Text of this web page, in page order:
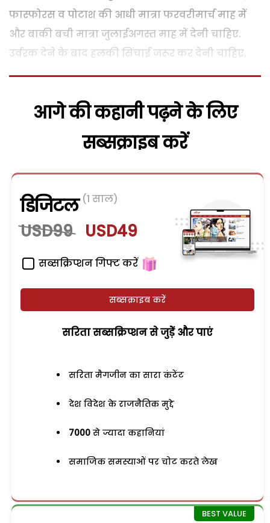
फास्फोरस व पोटाश की आधी मात्रा फरवरीमार्च माह में
और बाकी बची मात्रा जुलाईअगस्त माह में देनी चाहिए.
उर्वरक देने के बाद हलकी सिंचाई जरूर कर देनी चाहिए.
आगे की कहानी पढ़ने के लिए
सब्सक्राइब करें
डिजिटल (1 साल)
USD99 USD49
सब्सक्रिप्शन गिफ्ट करें
सब्सक्राइब करें
सरिता सब्सक्रिप्शन से जुड़ेें और पाएं
सरिता मैगजीन का सारा कंटेंट
देश विदेश के राजनैतिक मुद्दे
7000 से ज्यादा कहानियां
समाजिक समस्याओं पर चोट करते लेख